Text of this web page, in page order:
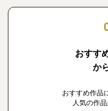
おすす
か
おすすめ作品
人気の作品